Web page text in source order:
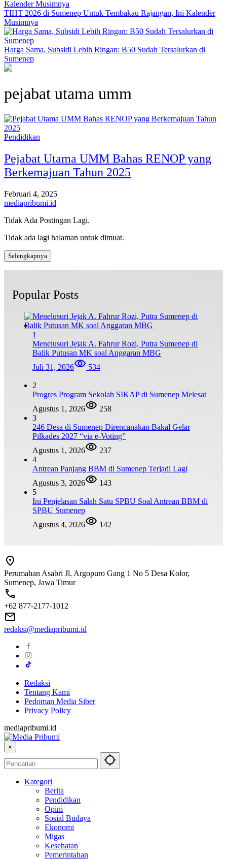
TIHT 2026 di Sumenep Untuk Tembakau Rajangan, Ini Kalender
Musimnya
Harga Sama, Subsidi Lebih Ringan: B50 Sudah Tersalurkan di
Sumenep
pejabat utama umm
Pendidikan
Pejabat Utama UMM Bahas RENOP yang
Berkemajuan Tahun 2025
Februari 4, 2025
mediapribumi.id
Tidak Ada Postingan Lagi.
Tidak ada lagi halaman untuk dimuat.
Selengkapnya
Popular Posts
1
Menelusuri Jejak A. Fahrur Rozi, Putra Sumenep di
Balik Putusan MK soal Anggaran MBG
Juli 31, 2026
534
2
Progres Program Sekolah SIKAP di Sumenep Melesat
Agustus 1, 2026
258
3
246 Desa di Sumenep Direncanakan Bakal Gelar
Pilkades 2027 “via e-Voting”
Agustus 1, 2026
237
4
Antrean Panjang BBM di Sumenep Terjadi Lagi
Agustus 3, 2026
143
5
Ini Penjelasan Salah Satu SPBU Soal Antrean BBM di
SPBU Sumenep
Agustus 4, 2026
142
Perumahan Asabri Jl. Argopuro Gang 1 No 5 Desa Kolor,
Sumenep, Jawa Timur
+62 877-2177-1012
redaksi@mediapribumi.id
Redaksi
Tentang Kami
Pedoman Media Siber
Privacy Policy
mediapribumi.id
×
Kategori
Berita
Pendidikan
Opini
Sosial Budaya
Ekonomi
Migas
Kesehatan
Pemerintahan